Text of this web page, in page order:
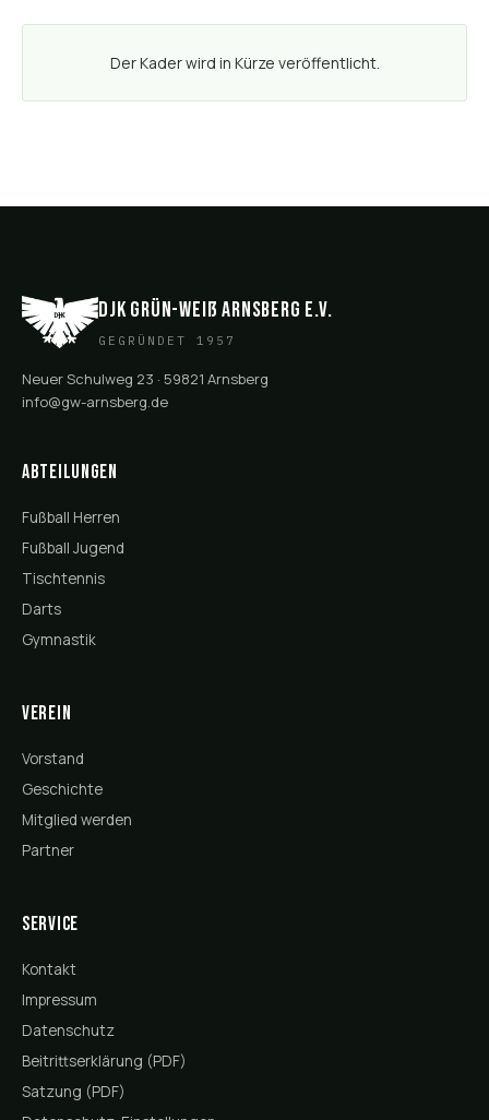
Der Kader wird in Kürze veröffentlicht.
DJK Grün-Weiß Arnsberg e.V.
GEGRÜNDET 1957
Neuer Schulweg 23 · 59821 Arnsberg
info@gw-arnsberg.de
Abteilungen
Fußball Herren
Fußball Jugend
Tischtennis
Darts
Gymnastik
Verein
Vorstand
Geschichte
Mitglied werden
Partner
Service
Kontakt
Impressum
Datenschutz
Beitrittserklärung (PDF)
Satzung (PDF)